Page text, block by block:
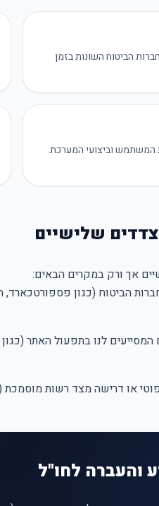
הביטוח השונות בזמן
המשתמש וביצועי המערכת.
אך ורק במקרים הבאים:
הביטוח (כגון
או דרישה מצד רשות מוסמכת